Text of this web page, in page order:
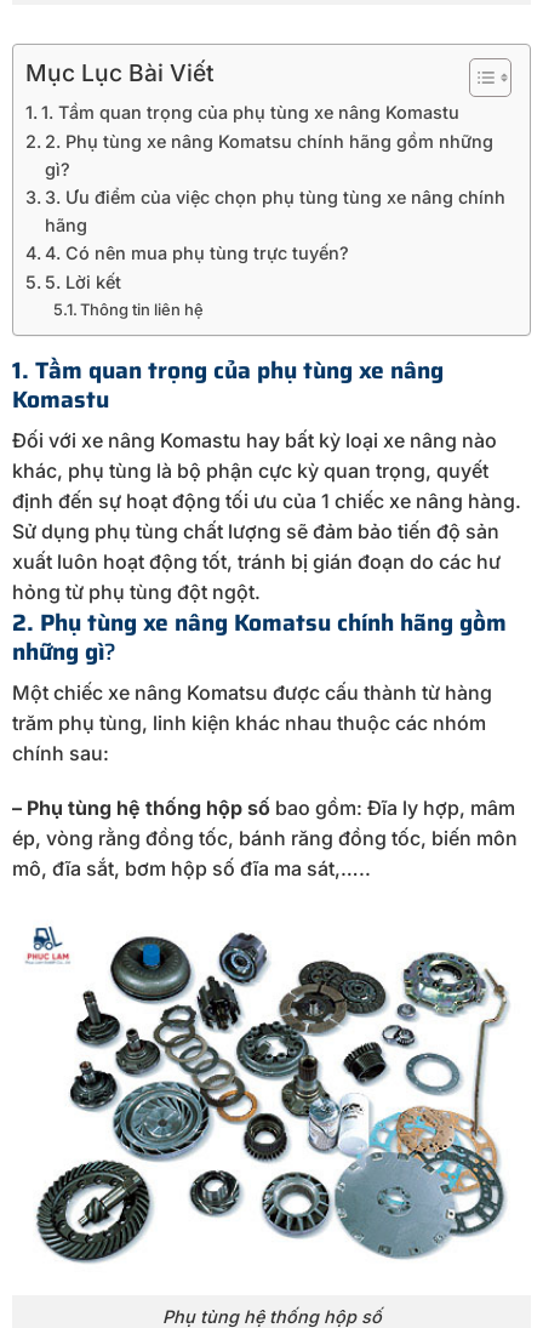
Mục Lục Bài Viết
1. Tầm quan trọng của phụ tùng xe nâng Komastu
2. Phụ tùng xe nâng Komatsu chính hãng gồm những
gì?
3. Ưu điểm của việc chọn phụ tùng tùng xe nâng chính
hãng
4. Có nên mua phụ tùng trực tuyến?
5. Lời kết
Thông tin liên hệ
1. Tầm quan trọng của phụ tùng xe nâng
Komastu
Đối với xe nâng Komastu hay bất kỳ loại xe nâng nào
khác, phụ tùng là bộ phận cực kỳ quan trọng, quyết
định đến sự hoạt động tối ưu của 1 chiếc xe nâng hàng.
Sử dụng phụ tùng chất lượng sẽ đảm bảo tiến độ sản
xuất luôn hoạt động tốt, tránh bị gián đoạn do các hư
hỏng từ phụ tùng đột ngột.
2. Phụ tùng xe nâng Komatsu chính hãng gồm
những gì?
Một chiếc xe nâng Komatsu được cấu thành từ hàng
trăm phụ tùng, linh kiện khác nhau thuộc các nhóm
chính sau:
– Phụ tùng hệ thống hộp số bao gồm: Đĩa ly hợp, mâm
ép, vòng rằng đồng tốc, bánh răng đồng tốc, biến môn
mô, đĩa sắt, bơm hộp số đĩa ma sát,…..
Phụ tùng hệ thống hộp số